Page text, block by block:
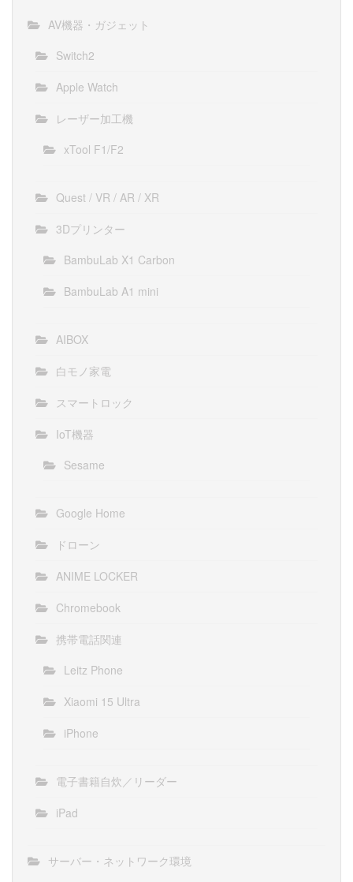
AV機器・ガジェット
Switch2
Apple Watch
レーザー加工機
xTool F1/F2
Quest / VR / AR / XR
3Dプリンター
BambuLab X1 Carbon
BambuLab A1 mini
AIBOX
白モノ家電
スマートロック
IoT機器
Sesame
Google Home
ドローン
ANIME LOCKER
Chromebook
携帯電話関連
Leitz Phone
Xiaomi 15 Ultra
iPhone
電子書籍自炊／リーダー
iPad
サーバー・ネットワーク環境